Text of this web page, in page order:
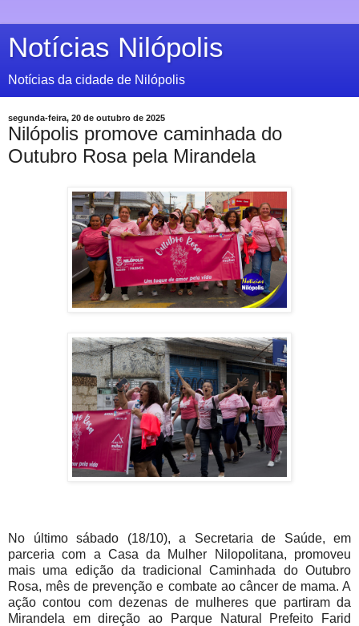
Notícias Nilópolis
Notícias da cidade de Nilópolis
segunda-feira, 20 de outubro de 2025
Nilópolis promove caminhada do
Outubro Rosa pela Mirandela
No último sábado (18/10), a Secretaria de Saúde, em
parceria com a Casa da Mulher Nilopolitana, promoveu
mais uma edição da tradicional Caminhada do Outubro
Rosa, mês de prevenção e combate ao câncer de mama. A
ação contou com dezenas de mulheres que partiram da
Mirandela em direção ao Parque Natural Prefeito Farid